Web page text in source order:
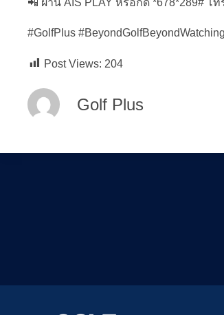
#GolfPlus #BeyondGolfBeyondWatching
Post Views: 204
Golf Plus